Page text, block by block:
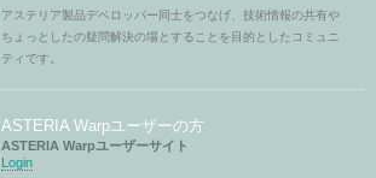
アステリア製品デベロッパー同士をつなげ、技術情報の共有や
ちょっとしたの疑問解決の場とすることを目的としたコミュニ
ティです。
ASTERIA Warpユーザーの方
ASTERIA Warpユーザーサイト
Login